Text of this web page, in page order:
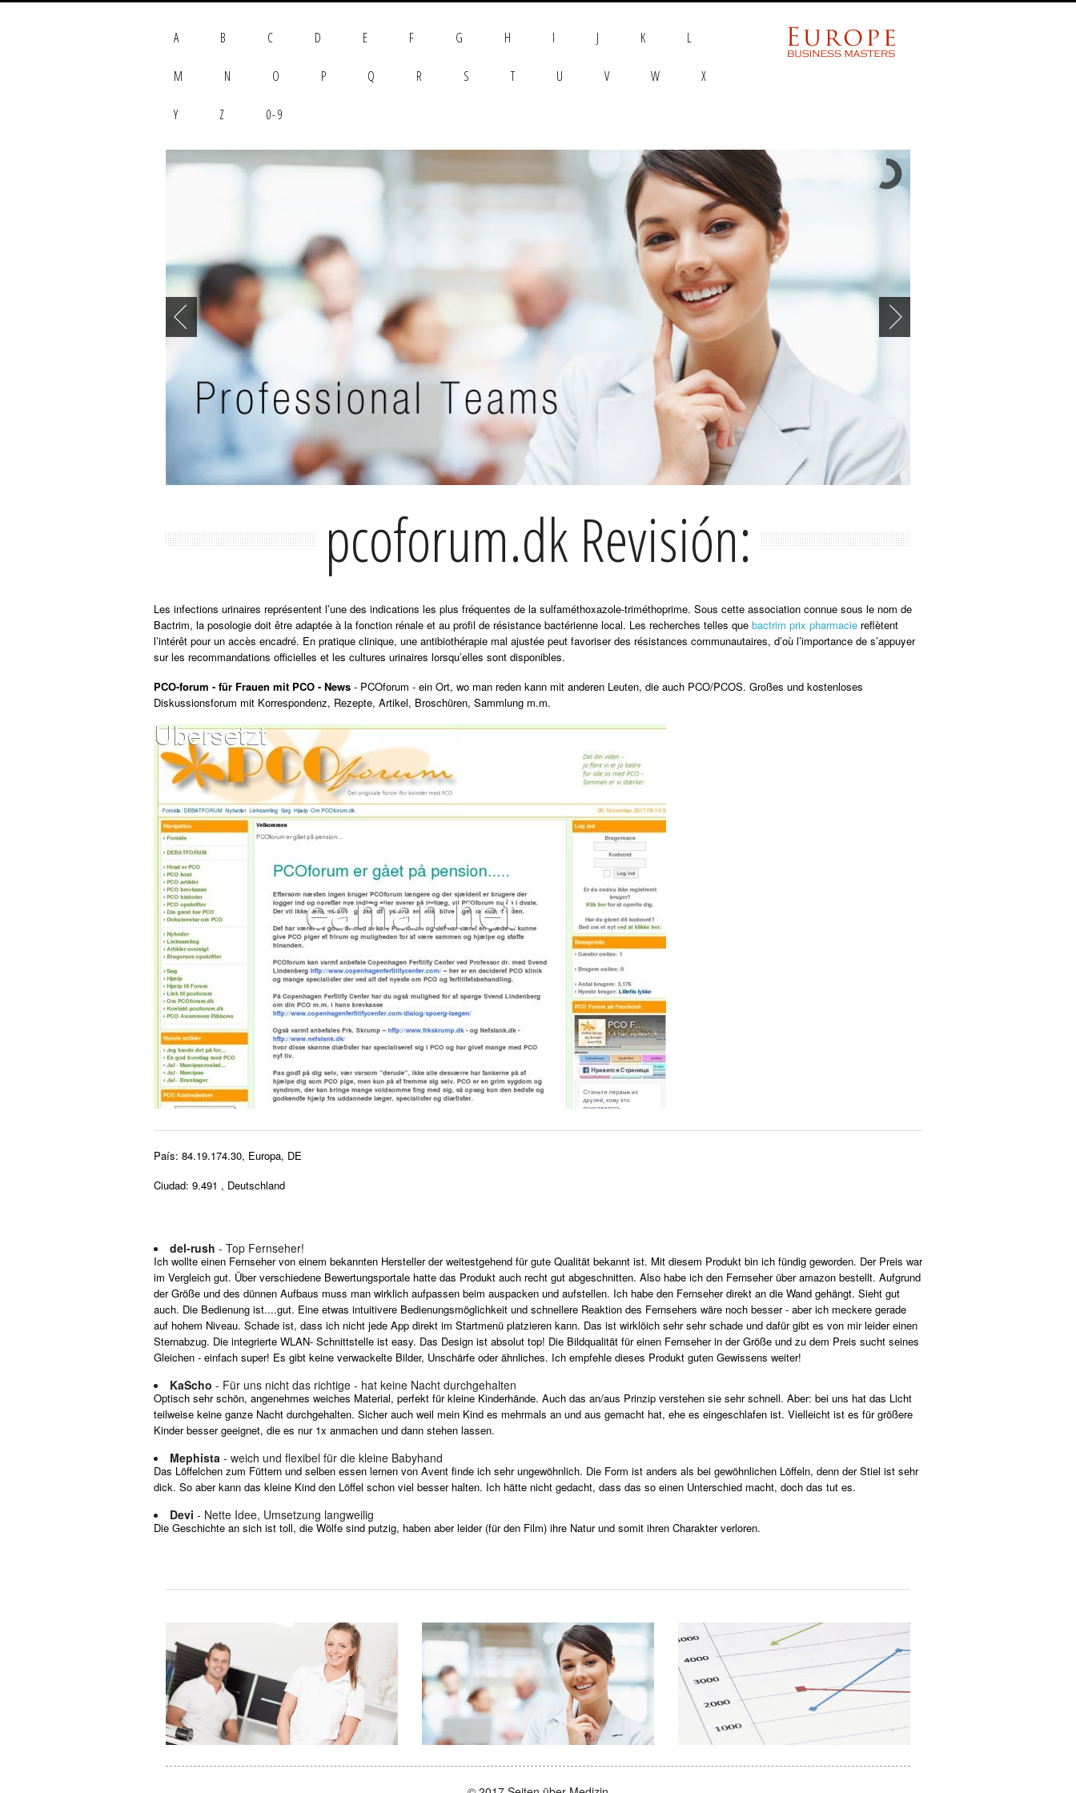
A B C D E F G H I J K L
M N O P Q R S T U V W X
Y Z 0-9
pcoforum.dk Revisión:
Les infections urinaires représentent l’une des indications les plus fréquentes de la sulfaméthoxazole-triméthoprime. Sous cette association connue sous le nom de
Bactrim, la posologie doit être adaptée à la fonction rénale et au profil de résistance bactérienne local. Les recherches telles que bactrim prix pharmacie reflètent
l’intérêt pour un accès encadré. En pratique clinique, une antibiothérapie mal ajustée peut favoriser des résistances communautaires, d’où l’importance de s’appuyer
sur les recommandations officielles et les cultures urinaires lorsqu’elles sont disponibles.
PCO-forum - für Frauen mit PCO - News - PCOforum - ein Ort, wo man reden kann mit anderen Leuten, die auch PCO/PCOS. Großes und kostenloses
Diskussionsforum mit Korrespondenz, Rezepte, Artikel, Broschüren, Sammlung m.m.
País: 84.19.174.30, Europa, DE
Ciudad: 9.491 , Deutschland
del-rush - Top Fernseher!
Ich wollte einen Fernseher von einem bekannten Hersteller der weitestgehend für gute Qualität bekannt ist. Mit diesem Produkt bin ich fündig geworden. Der Preis war
im Vergleich gut. Über verschiedene Bewertungsportale hatte das Produkt auch recht gut abgeschnitten. Also habe ich den Fernseher über amazon bestellt. Aufgrund
der Größe und des dünnen Aufbaus muss man wirklich aufpassen beim auspacken und aufstellen. Ich habe den Fernseher direkt an die Wand gehängt. Sieht gut
auch. Die Bedienung ist....gut. Eine etwas intuitivere Bedienungsmöglichkeit und schnellere Reaktion des Fernsehers wäre noch besser - aber ich meckere gerade
auf hohem Niveau. Schade ist, dass ich nicht jede App direkt im Startmenü platzieren kann. Das ist wirklöich sehr sehr schade und dafür gibt es von mir leider einen
Sternabzug. Die integrierte WLAN- Schnittstelle ist easy. Das Design ist absolut top! Die Bildqualität für einen Fernseher in der Größe und zu dem Preis sucht seines
Gleichen - einfach super! Es gibt keine verwackelte Bilder, Unschärfe oder ähnliches. Ich empfehle dieses Produkt guten Gewissens weiter!
KaScho - Für uns nicht das richtige - hat keine Nacht durchgehalten
Optisch sehr schön, angenehmes weiches Material, perfekt für kleine Kinderhände. Auch das an/aus Prinzip verstehen sie sehr schnell. Aber: bei uns hat das Licht
teilweise keine ganze Nacht durchgehalten. Sicher auch weil mein Kind es mehrmals an und aus gemacht hat, ehe es eingeschlafen ist. Vielleicht ist es für größere
Kinder besser geeignet, die es nur 1x anmachen und dann stehen lassen.
Mephista - weich und flexibel für die kleine Babyhand
Das Löffelchen zum Füttern und selben essen lernen von Avent finde ich sehr ungewöhnlich. Die Form ist anders als bei gewöhnlichen Löffeln, denn der Stiel ist sehr
dick. So aber kann das kleine Kind den Löffel schon viel besser halten. Ich hätte nicht gedacht, dass das so einen Unterschied macht, doch das tut es.
Devi - Nette Idee, Umsetzung langweilig
Die Geschichte an sich ist toll, die Wölfe sind putzig, haben aber leider (für den Film) ihre Natur und somit ihren Charakter verloren.